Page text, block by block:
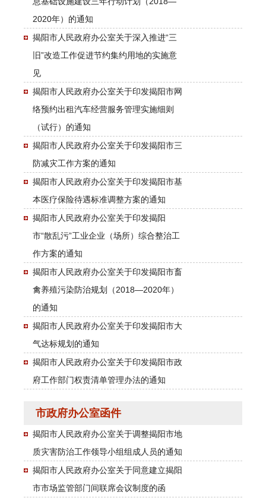
2020年）的通知
揭阳市人民政府办公室关于深入推进“三
旧”改造工作促进节约集约用地的实施意
见
揭阳市人民政府办公室关于印发揭阳市网
络预约出租汽车经营服务管理实施细则
（试行）的通知
揭阳市人民政府办公室关于印发揭阳市三
防减灾工作方案的通知
揭阳市人民政府办公室关于印发揭阳市基
本医疗保险待遇标准调整方案的通知
揭阳市人民政府办公室关于印发揭阳
市“散乱污”工业企业（场所）综合整治工
作方案的通知
揭阳市人民政府办公室关于印发揭阳市畜
禽养殖污染防治规划（2018—2020年）
的通知
揭阳市人民政府办公室关于印发揭阳市大
气达标规划的通知
揭阳市人民政府办公室关于印发揭阳市政
府工作部门权责清单管理办法的通知
市政府办公室函件
揭阳市人民政府办公室关于调整揭阳市地
质灾害防治工作领导小组组成人员的通知
揭阳市人民政府办公室关于同意建立揭阳
市市场监管部门间联席会议制度的函